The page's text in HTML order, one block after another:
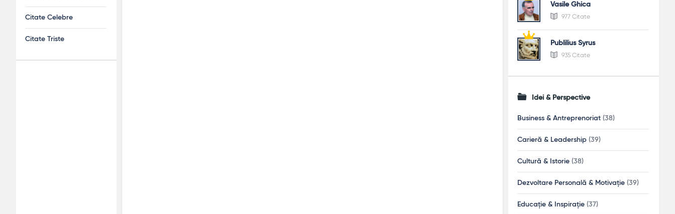
Vasile Ghica
977 Citate
Publilius Syrus
935 Citate
Idei & Perspective
Business & Antreprenoriat (38)
Carieră & Leadership (39)
Cultură & Istorie (38)
Dezvoltare Personală & Motivație (39)
Educație & Inspirație (37)
Citate Celebre
Citate Triste